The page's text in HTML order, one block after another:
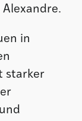
in
starker